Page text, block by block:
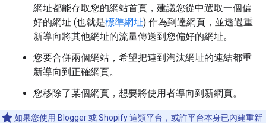
網址都能存取您的網站首頁，建議您從中選取一個偏
好的網址 (也就是標準網址) 作為到達網頁，並透過重
新導向將其他網址的流量傳送到您偏好的網址。
您要合併兩個網站，希望把連到淘汰網址的連結都重
新導向到正確網頁。
您移除了某個網頁，想要將使用者導向到新網頁。
如果您使用 Blogger 或 Shopify 這類平台，或許平台本身已內建重新